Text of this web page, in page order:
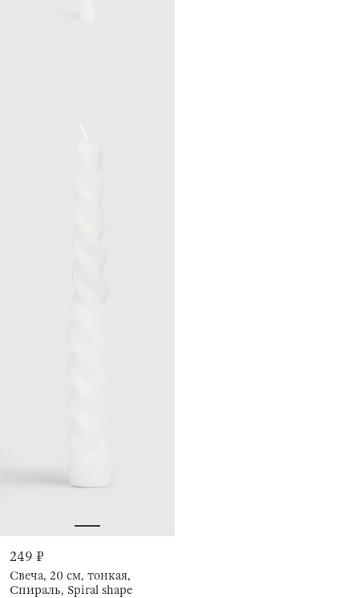
249 ₽
Свеча, 20 см, тонкая,
Спираль, Spiral shape